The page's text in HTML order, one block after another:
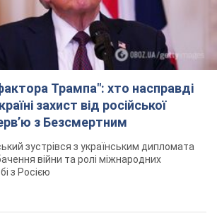
Трампа": хто насправді
захист від російської
з Безсмертним
зустрівся з українським дипломата
війни та ролі міжнародних
з Росією